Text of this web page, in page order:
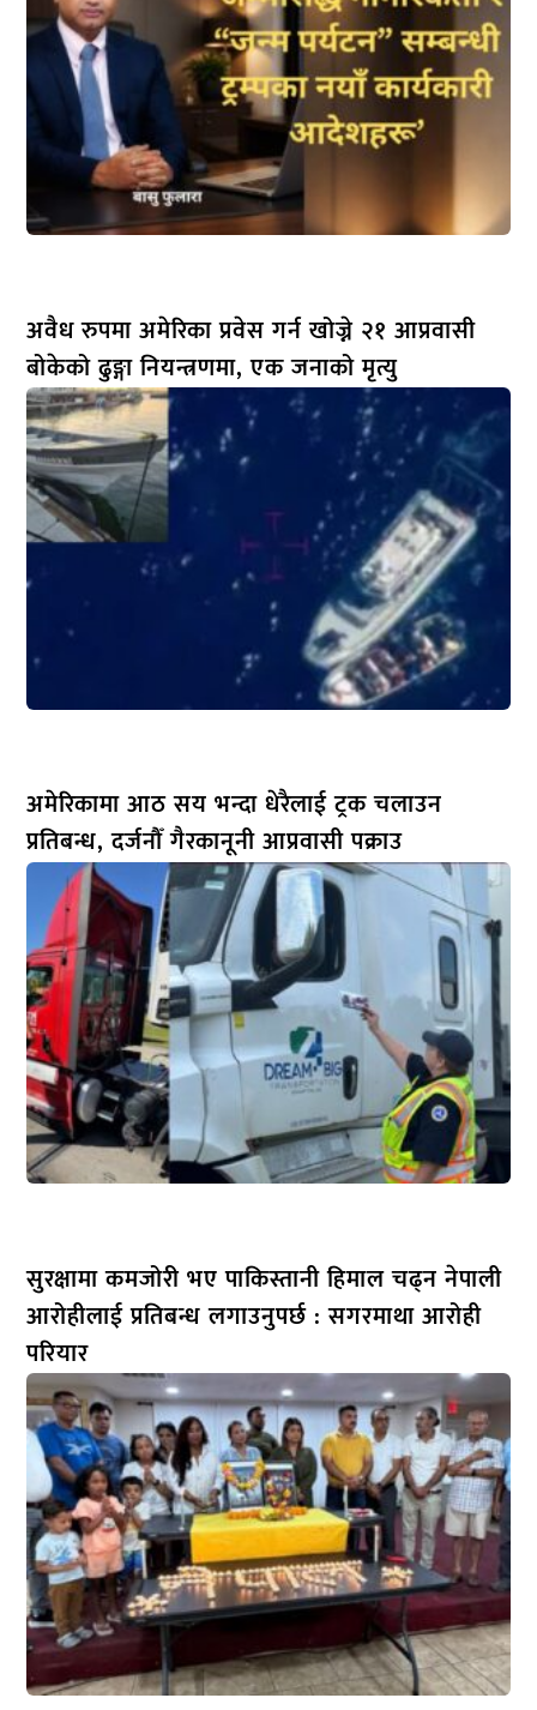
अवैध रुपमा अमेरिका प्रवेस गर्न खोज्ने २१ आप्रवासी
बोकेको ढुङ्गा नियन्त्रणमा, एक जनाको मृत्यु
अमेरिकामा आठ सय भन्दा धेरैलाई ट्रक चलाउन
प्रतिबन्ध, दर्जनौँ गैरकानूनी आप्रवासी पक्राउ
सुरक्षामा कमजोरी भए पाकिस्तानी हिमाल चढ्न नेपाली
आरोहीलाई प्रतिबन्ध लगाउनुपर्छ : सगरमाथा आरोही
परियार